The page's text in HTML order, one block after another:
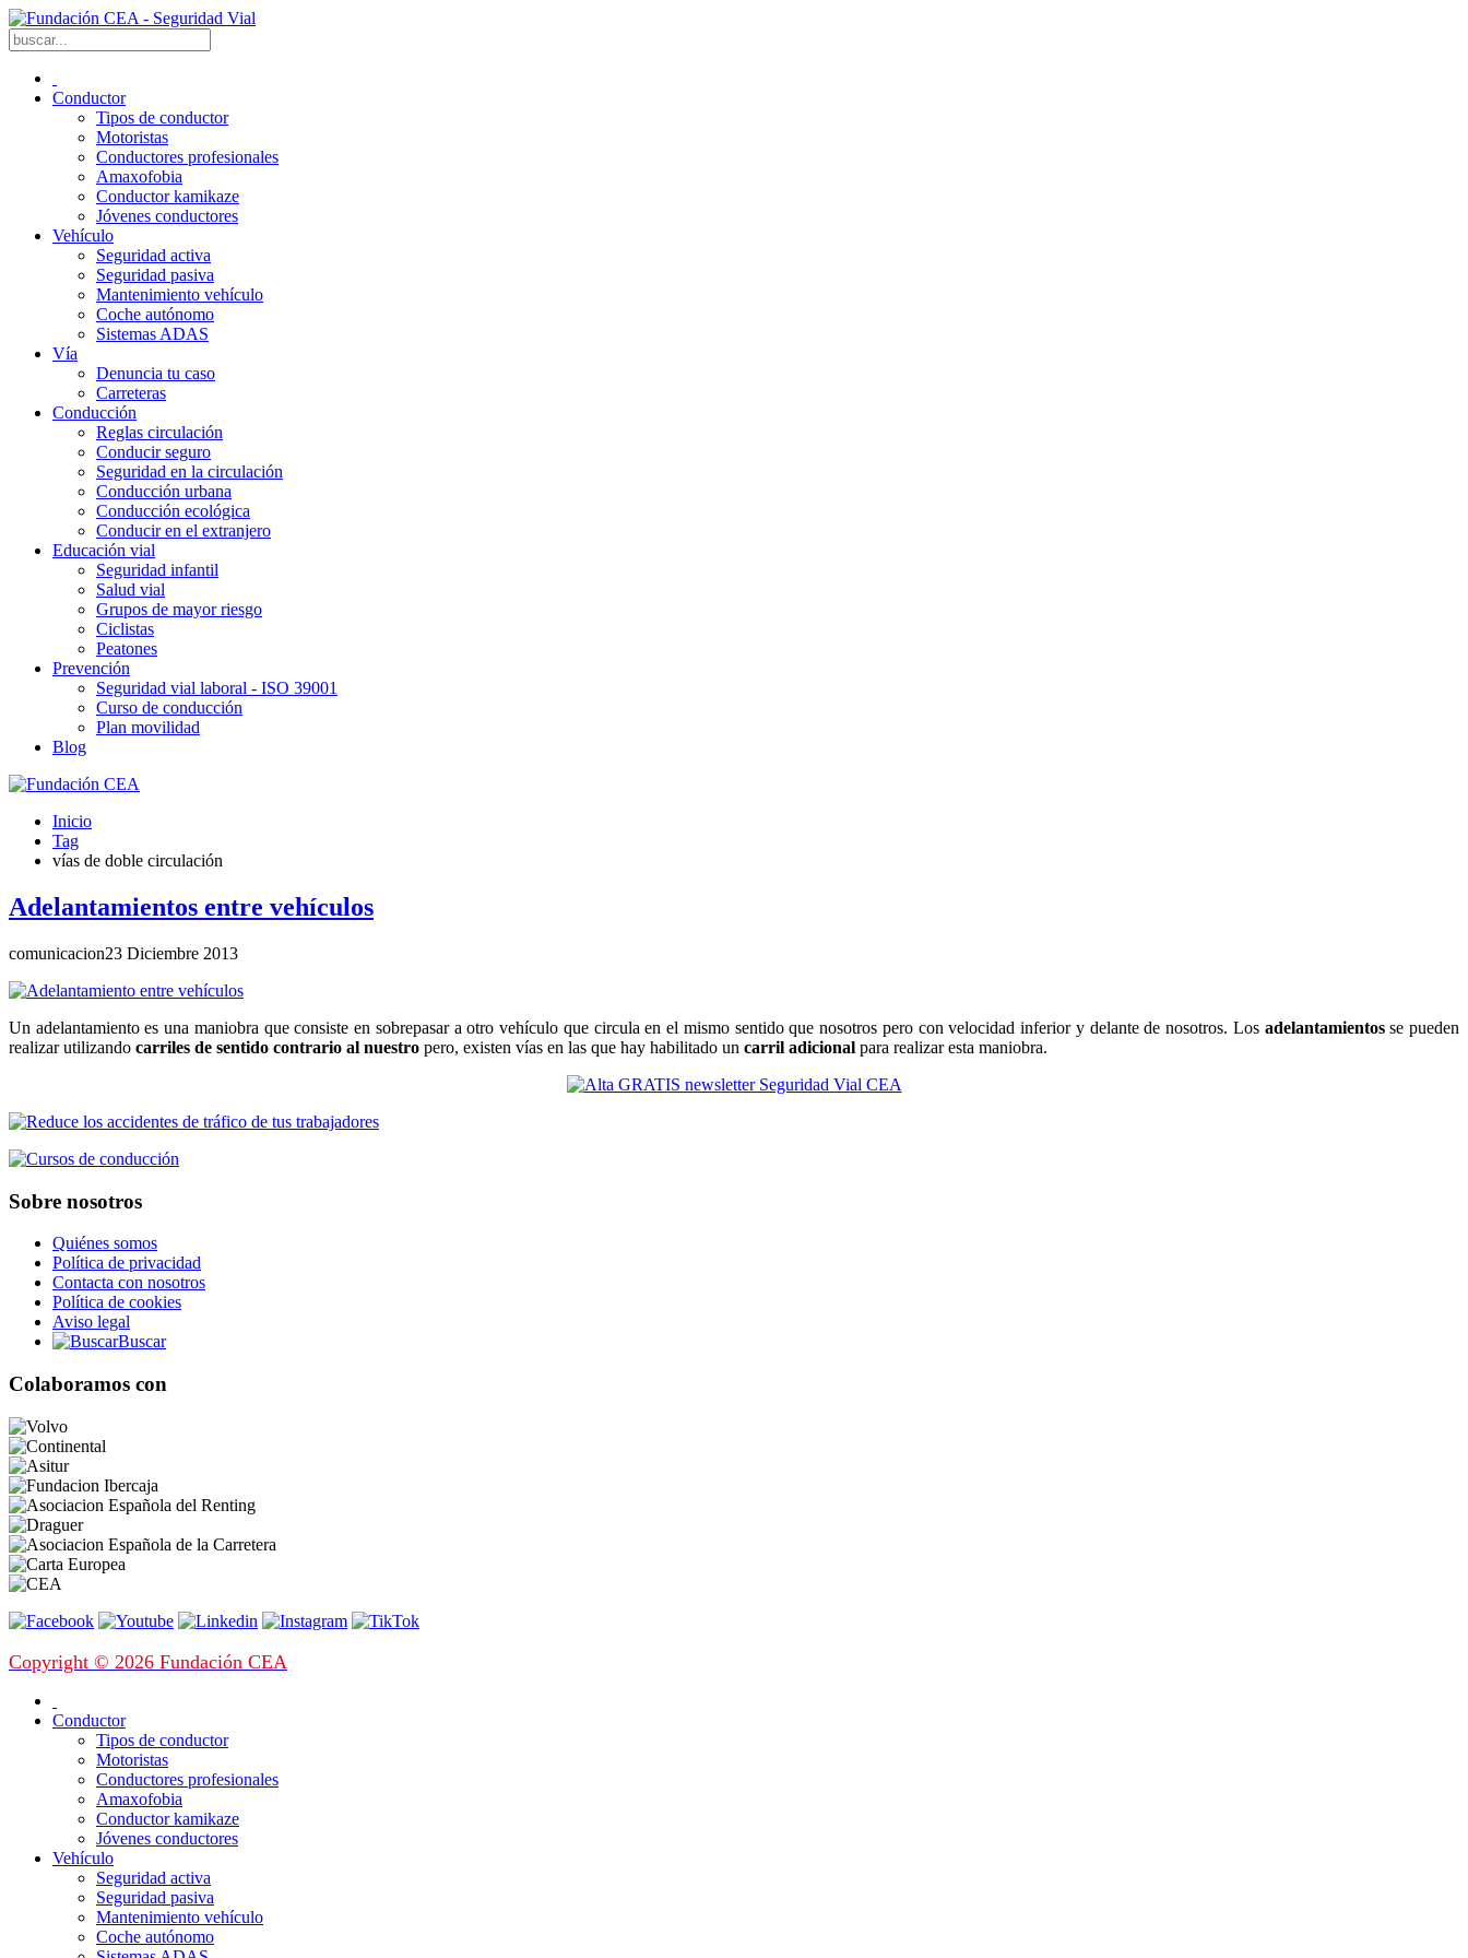
Conductor
Tipos de conductor
Motoristas
Conductores profesionales
Amaxofobia
Conductor kamikaze
Jóvenes conductores
Vehículo
Seguridad activa
Seguridad pasiva
Mantenimiento vehículo
Coche autónomo
Sistemas ADAS
Vía
Denuncia tu caso
Carreteras
Conducción
Reglas circulación
Conducir seguro
Seguridad en la circulación
Conducción urbana
Conducción ecológica
Conducir en el extranjero
Educación vial
Seguridad infantil
Salud vial
Grupos de mayor riesgo
Ciclistas
Peatones
Prevención
Seguridad vial laboral - ISO 39001
Curso de conducción
Plan movilidad
Blog
Inicio
Tag
vías de doble circulación
Adelantamientos entre vehículos
comunicacion23 Diciembre 2013
Un adelantamiento es una maniobra que consiste en sobrepasar a otro vehículo que circula en el mismo sentido que nosotros pero con velocidad inferior y delante de nosotros. Los adelantamientosse pueden
realizar utilizando carriles de sentido contrario al nuestro pero, existen vías en las que hay habilitado un carril adicional para realizar esta maniobra.
Sobre nosotros
Quiénes somos
Política de privacidad
Contacta con nosotros
Política de cookies
Aviso legal
Buscar
Colaboramos con
Copyright © 2026 Fundación CEA
Conductor
Tipos de conductor
Motoristas
Conductores profesionales
Amaxofobia
Conductor kamikaze
Jóvenes conductores
Vehículo
Seguridad activa
Seguridad pasiva
Mantenimiento vehículo
Coche autónomo